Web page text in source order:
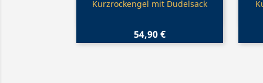
Vorschau
Kurzrockengel mit Dudelsack
54,90 €